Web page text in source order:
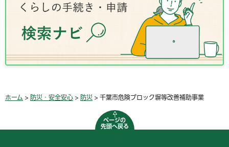
ホーム > 防災・安全安心 > 防災 > 千葉市危険ブロック塀等改善補助事業
ページの
先頭へ戻る